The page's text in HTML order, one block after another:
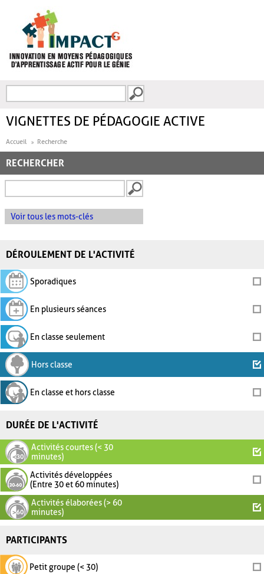
FORMULAIRE DE
VIGNETTES DE PÉDAGOGIE ACTIVE
Accueil Recherche
RECHERCHER
Voir tous les mots-clés
DÉROULEMENT DE L'ACTIVITÉ
Sporadiques
En plusieurs séances
En classe seulement
Hors classe
En classe et hors classe
DURÉE DE L'ACTIVITÉ
Activités courtes (< 30
minutes)
Activités développées
(Entre 30 et 60 minutes)
Activités élaborées (> 60
minutes)
PARTICIPANTS
Petit groupe (< 30)